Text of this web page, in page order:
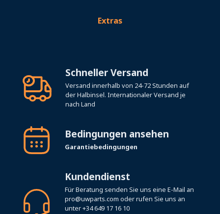
Extras
Schneller Versand
Versand innerhalb von 24-72 Stunden auf
der Halbinsel. Internationaler Versand je
nach Land
Bedingungen ansehen
Garantiebedingungen
Kundendienst
Für Beratung senden Sie uns eine E-Mail an
pro@uwparts.com oder rufen Sie uns an
unter+34 649 17 16 10